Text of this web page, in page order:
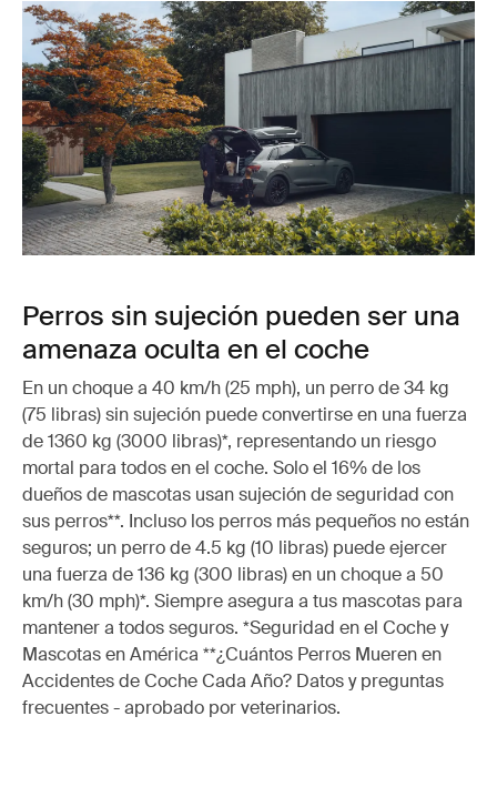
Perros sin sujeción pueden ser una
amenaza oculta en el coche
En un choque a 40 km/h (25 mph), un perro de 34 kg
(75 libras) sin sujeción puede convertirse en una fuerza
de 1360 kg (3000 libras)*, representando un riesgo
mortal para todos en el coche. Solo el 16% de los
dueños de mascotas usan sujeción de seguridad con
sus perros**. Incluso los perros más pequeños no están
seguros; un perro de 4.5 kg (10 libras) puede ejercer
una fuerza de 136 kg (300 libras) en un choque a 50
km/h (30 mph)*. Siempre asegura a tus mascotas para
mantener a todos seguros. *Seguridad en el Coche y
Mascotas en América **¿Cuántos Perros Mueren en
Accidentes de Coche Cada Año? Datos y preguntas
frecuentes - aprobado por veterinarios.